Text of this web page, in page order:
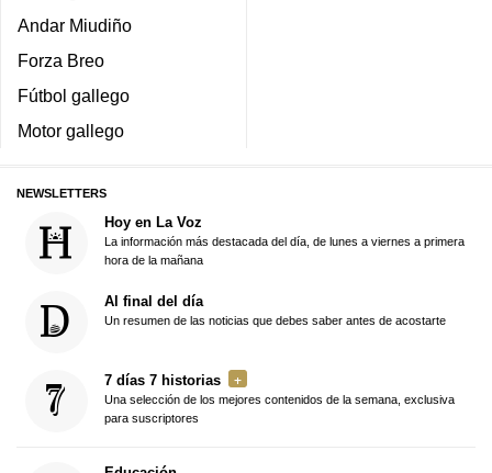
Andar Miudiño
Forza Breo
Fútbol gallego
Motor gallego
NEWSLETTERS
Hoy en La Voz
La información más destacada del día, de lunes a viernes a primera
hora de la mañana
Al final del día
Un resumen de las noticias que debes saber antes de acostarte
7 días 7 historias
Una selección de los mejores contenidos de la semana, exclusiva
para suscriptores